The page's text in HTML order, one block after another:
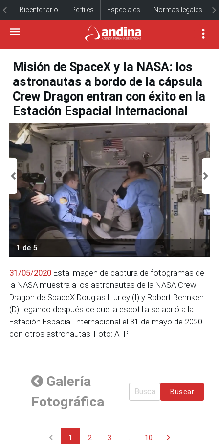
Bicentenario Perfiles Especiales Normas legales
Misión de SpaceX y la NASA: los
astronautas a bordo de la cápsula
Crew Dragon entran con éxito en la
Estación Espacial Internacional
1 de 5
31/05/2020 Esta imagen de captura de fotogramas de
la NASA muestra a los astronautas de la NASA Crew
Dragon de SpaceX Douglas Hurley (I) y Robert Behnken
(D) llegando después de que la escotilla se abrió a la
Estación Espacial Internacional el 31 de mayo de 2020
con otros astronautas. Foto: AFP
Galería
Fotográfica
Buscar
chevron_left 1 2 3 10 chevron_right